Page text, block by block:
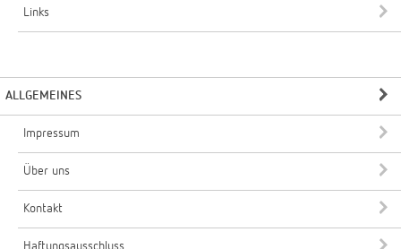
Links
ALLGEMEINES
Impressum
Über uns
Kontakt